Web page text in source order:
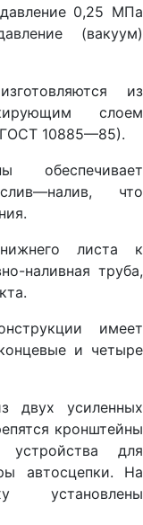
0,25 МПа
(вакуум)
из
слоем
10885—85).
обеспечивает
что
листа к
наливная труба,
имеет
и четыре
двух усиленных
кронштейны
устройства для
автосцепки. На
установлены